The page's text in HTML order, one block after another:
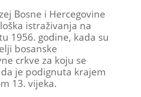
Bosne i Hercegovine
istraživanja na
1956. godine, kada su
bosanske
crkve za koju se
je podignuta krajem
13. vijeka.